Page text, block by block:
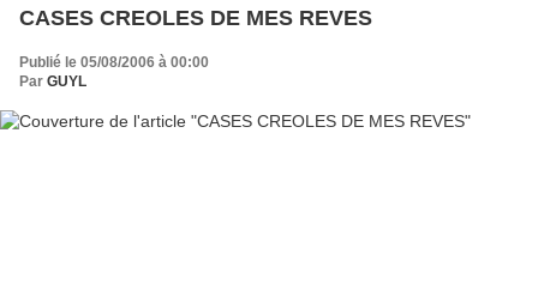
CASES CREOLES DE MES REVES
Publié le 05/08/2006 à 00:00
Par GUYL